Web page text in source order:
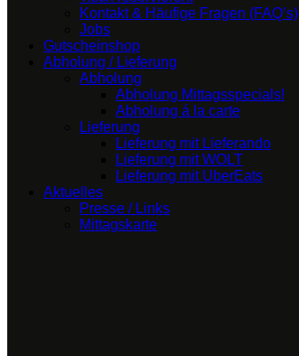
Kontakt & Häufige Fragen (FAQ’s)
Jobs
Gutscheinshop
Abholung / Lieferung
Abholung
Abholung Mittagsspecials!
Abholung á la carte
Lieferung
Lieferung mit Lieferando
Lieferung mit WOLT
Lieferung mit UberEats
Aktuelles
Presse / Links
Mittagskarte